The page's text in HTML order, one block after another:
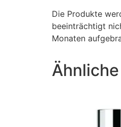
Die Produkte
beeinträchtigt
Monaten